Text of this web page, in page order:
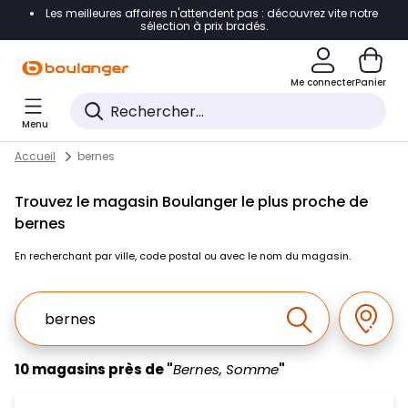
Accéder directement à la navigation
Accéder directement au pied de page
Accéder directement au chatbot
Les meilleures affaires n'attendent pas : découvrez vite notre
sélection à prix bradés.
Me connecterPanier
Menu
Skip to content
Return to Nav
Accueil bernes
Trouvez le magasin Boulanger le plus proche de
bernes
En recherchant par ville, code postal ou avec le nom du magasin.
Ville, Region, Code postal ou Ville & Pays
Effectuer la
10 magasins près de "Bernes, Somme"